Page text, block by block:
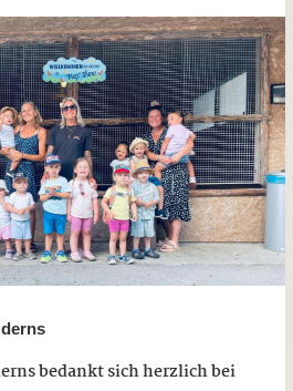
bedankt sich herzlich bei